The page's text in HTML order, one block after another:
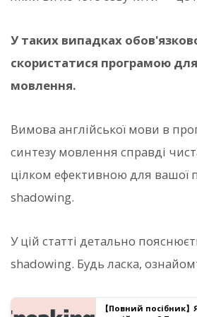
У таких випадках
скористатися програмою
мовлення.
Вимова англійської мови в
синтезу мовлення справді
цілком ефективною для вашої
shadowing.
У цій статті детально
shadowing. Будь ласка,
【Повний посібник